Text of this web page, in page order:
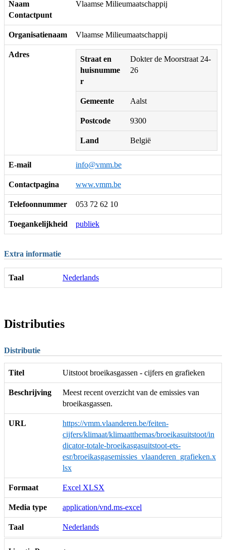
Naam
Contactpunt
Vlaamse Milieumaatschappij
Organisatienaam Vlaamse Milieumaatschappij
Adres
Straat en
huisnumme
r
Dokter de Moorstraat 24-
26
Gemeente Aalst
Postcode 9300
Land België
E-mail info@vmm.be
Contactpagina www.vmm.be
Telefoonnummer 053 72 62 10
Toegankelijkheid publiek
Extra informatie
Taal Nederlands
Distributies
Distributie
Titel Uitstoot broeikasgassen - cijfers en grafieken
Beschrijving
Meest recent overzicht van de emissies van
broeikasgassen.
URL
https://vmm.vlaanderen.be/feiten-
cijfers/klimaat/klimaatthemas/broeikasuitstoot/in
dicator-totale-broeikasgasuitstoot-ets-
esr/broeikasgasemissies_vlaanderen_grafieken.x
lsx
Formaat Excel XLSX
Media type application/vnd.ms-excel
Taal Nederlands